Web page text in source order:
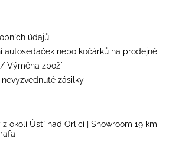
údajů
autosedaček nebo kočárků na prodejně
Výměna zboží
zásilky
okolí Ústí nad Orlicí | Showroom 19 km